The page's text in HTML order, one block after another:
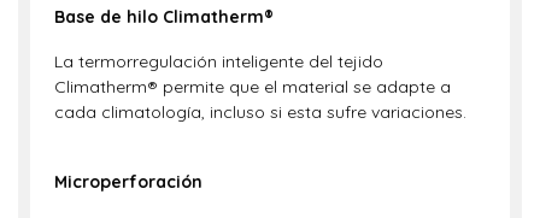
Base de hilo Climatherm®
La termorregulación inteligente del tejido
Climatherm® permite que el material se adapte a
cada climatología, incluso si esta sufre variaciones.
Microperforación